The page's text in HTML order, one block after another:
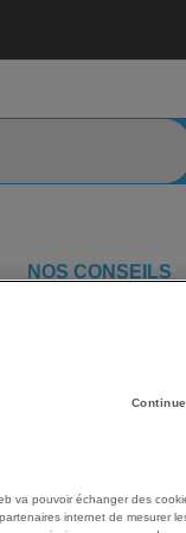
NOS CONSEILS
technopolymère
d'écriture à
chromé Ø 16 mm
va pouvoir échanger des
internet de mesurer